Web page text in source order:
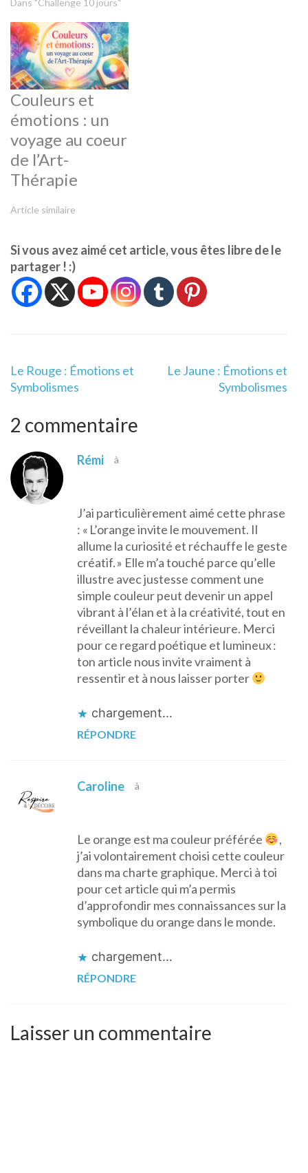
Dans "Challenge 10 jours"
Couleurs et
émotions : un
voyage au coeur
de l’Art-
Thérapie
Article similaire
Si vous avez aimé cet article, vous êtes libre de le
partager ! :)
Navigation
de
Le Rouge : Émotions et
Symbolismes
Le Jaune : Émotions et
Symbolismes
2 commentaire
Rémi à
J’ai particulièrement aimé cette phrase
: « L’orange invite le mouvement. Il
allume la curiosité et réchauffe le geste
créatif. » Elle m’a touché parce qu’elle
illustre avec justesse comment une
simple couleur peut devenir un appel
vibrant à l’élan et à la créativité, tout en
réveillant la chaleur intérieure. Merci
pour ce regard poétique et lumineux :
ton article nous invite vraiment à
ressentir et à nous laisser porter
chargement…
RÉPONDRE
Caroline à
Le orange est ma couleur préférée
,
j’ai volontairement choisi cette couleur
dans ma charte graphique. Merci à toi
pour cet article qui m’a permis
d’approfondir mes connaissances sur la
symbolique du orange dans le monde.
chargement…
RÉPONDRE
Laisser un commentaire